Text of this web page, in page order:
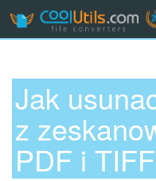
Jak
z
PDF i TIFF